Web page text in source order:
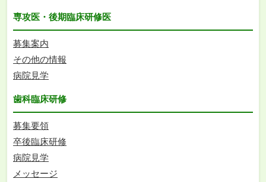
専攻医・後期臨床研修医
募集案内
その他の情報
病院見学
歯科臨床研修
募集要領
卒後臨床研修
病院見学
メッセージ